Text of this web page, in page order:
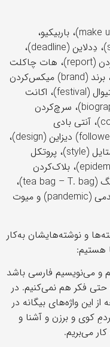
متریال (material)، لایو (live)، میکاپ (make up)، باربیکیو،
(barbecue)، اُکی (OK)، سِیوکردن (save)، دِدلاین (deadline)،
پلی‌کردن (play)، تست (test)، ریپورت‌کردن (report)، هات چاکلت
(hot chocolate)، تاچ پد (touch pad)، برند (brand) میکس‌کردن
(mix)، پلن (plan)، ادمین (admin)، فستیوال (festival)، اکانت
(account)، سیف (safe)، بیوگرافی (biography)، سرچ‌کردن
(search)، تایم (time)، کامنت (comment)، آنتی بادی
(antibody)، استتوس (status)، فالوور (follower) دیزاین (design)،
کانسپت (concept)، چیپ (cheap)، استایل (style)، پروتکل
(protocol)، ایربگ (airbag)، اپیدمی (epidemic)، بلاک‌کردن
(block)، پروپاگاندا (propaganda)، تی‌بگ (tea bag – T. bag)،
ریسک (risk)، کالکشن (collection)، پاندمی (pandemic) و میوت
و نوشته‌هایشان به‌کار
هستیم:
و می‌نویسیم فارسی باشد
حتی فکر هم نمی‌کنیم. در
این واژه‌های بیگانه در
کوی و برزن و آشنا و
می‌بریم.